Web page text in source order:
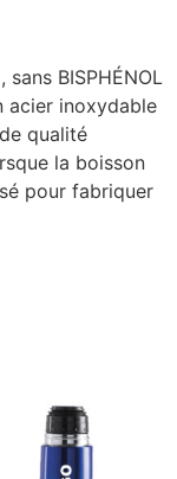
BISPHÉNOL
acier inoxydable
qualité
la boisson
pour fabriquer